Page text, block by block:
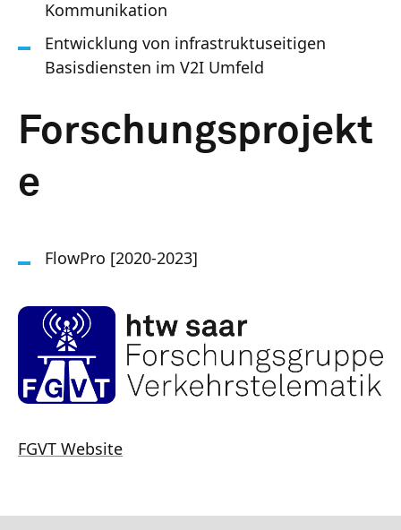
Kommunikation
Entwicklung von infrastruktuseitigen
Basisdiensten im V2I Umfeld
Forschungsprojekt
e
FlowPro [2020-2023]
FGVT Website